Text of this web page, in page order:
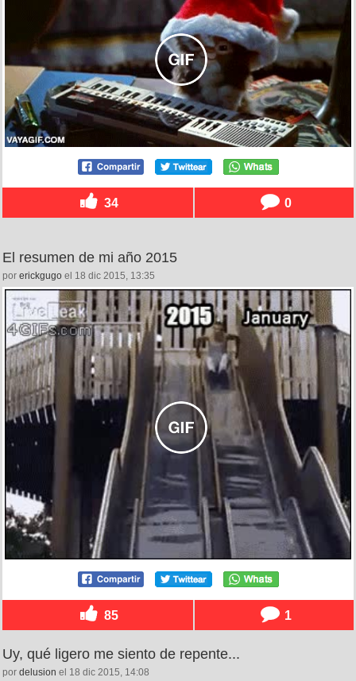
34 0
El resumen de mi año 2015
por erickgugo el 18 dic 2015, 13:35
85 1
Uy, qué ligero me siento de repente...
por delusion el 18 dic 2015, 14:08